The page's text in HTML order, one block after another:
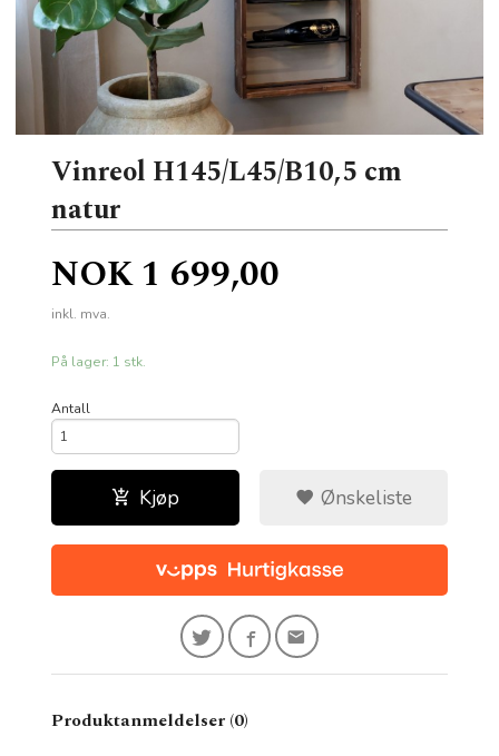
Vinreol H145/L45/B10,5 cm
natur
Pris
NOK1 699,00
inkl. mva.
På lager: 1 stk.
Antall
Kjøp Ønskeliste
Produktanmeldelser (0)